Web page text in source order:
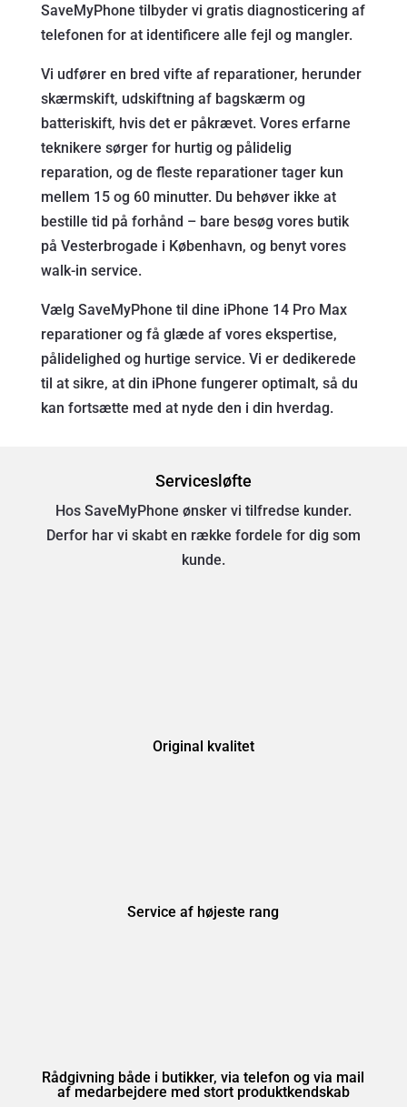
SaveMyPhone tilbyder vi gratis diagnosticering af
telefonen for at identificere alle fejl og mangler.
Vi udfører en bred vifte af reparationer, herunder
skærmskift, udskiftning af bagskærm og
batteriskift, hvis det er påkrævet. Vores erfarne
teknikere sørger for hurtig og pålidelig
reparation, og de fleste reparationer tager kun
mellem 15 og 60 minutter. Du behøver ikke at
bestille tid på forhånd – bare besøg vores butik
på Vesterbrogade i København, og benyt vores
walk-in service.
Vælg SaveMyPhone til dine iPhone 14 Pro Max
reparationer og få glæde af vores ekspertise,
pålidelighed og hurtige service. Vi er dedikerede
til at sikre, at din iPhone fungerer optimalt, så du
kan fortsætte med at nyde den i din hverdag.
Servicesløfte
Hos SaveMyPhone ønsker vi tilfredse kunder.
Derfor har vi skabt en række fordele for dig som
kunde.
Original kvalitet
Service af højeste rang
Rådgivning både i butikker, via telefon og via mail
af medarbejdere med stort produktkendskab